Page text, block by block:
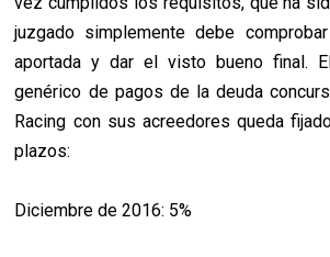
juzgado simplemente debe
aportada y dar el visto bueno final.
genérico de pagos de la deuda
Racing con sus acreedores queda
plazos:
Diciembre de 2016: 5%